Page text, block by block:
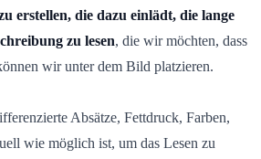
erstellen, die dazu einlädt, die lange
zu lesen, die wir möchten, dass
wir unter dem Bild platzieren.
Absätze, Fettdruck, Farben,
wie möglich ist, um das Lesen zu